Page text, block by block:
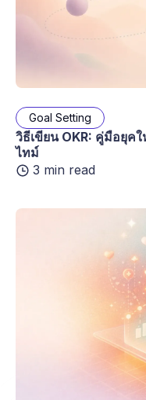
Goal Setting
วิธีเขียน OKR: คู่มือยุค
ไทม์
3 min read